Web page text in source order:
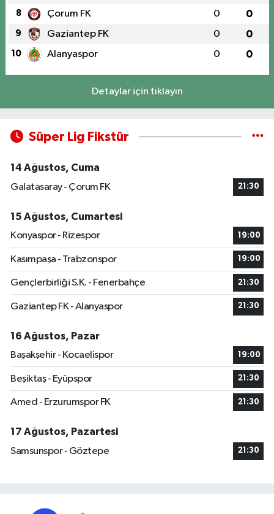
8 Çorum FK 0 0
9 Gaziantep FK 0 0
10 Alanyaspor 0 0
Detaylar için tıklayın
Süper Lig Fikstür
14 Ağustos, Cuma
Galatasaray - Çorum FK
21:30
15 Ağustos, Cumartesi
Konyaspor - Rizespor
19:00
Kasımpaşa - Trabzonspor 19:00
Gençlerbirliği S.K. - Fenerbahçe 21:30
Gaziantep FK - Alanyaspor 21:30
16 Ağustos, Pazar
Başakşehir - Kocaelispor
19:00
Beşiktaş - Eyüpspor 21:30
Amed - Erzurumspor FK 21:30
17 Ağustos, Pazartesi
Samsunspor - Göztepe
21:30